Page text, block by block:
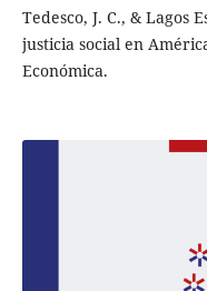
Tedesco, J. C., & Lagos
justicia social en
Económica.